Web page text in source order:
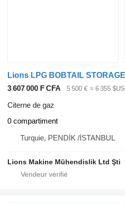
3 607 000 F CFA 5 500 € ≈ 6 355 $US
Citerne de gaz
0 compartiment
Turquie, PENDİK /İSTANBUL
Lions Makine Mühendislik Ltd Şti